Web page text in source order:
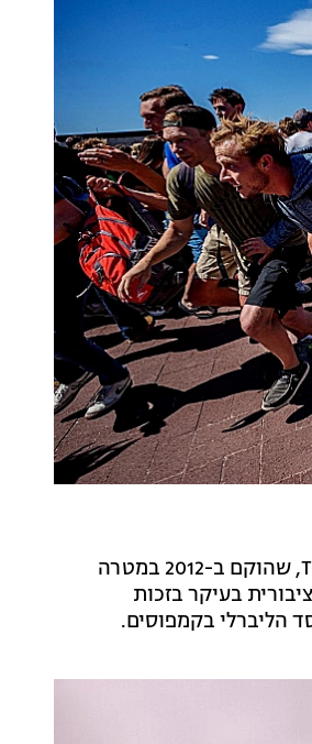
קירק היה פעיל פוליטי שמרני אמריקני, מייסד ונשיא ארגון Turning Point USA, שהוקם ב-2012 במטרה
בעיקר בזכות
הליברלי בקמפוסים.